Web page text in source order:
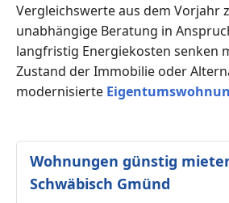
Vergleichswerte aus dem Vorjahr
unabhängige Beratung in
langfristig Energiekosten senken
Zustand der Immobilie oder
modernisierte
Wohnungen günstig
Schwäbisch Gmünd